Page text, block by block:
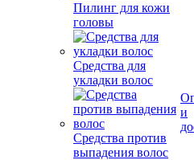
Пилинг для кожи
головы
Средства для
укладки волос
Средства против
выпадения волос
и